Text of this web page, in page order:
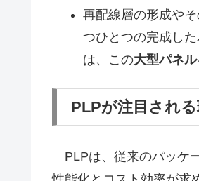
再配線層の形成や
つひとつの完成し
は、この大型パネ
PLPが注目され
PLPは、従来のパッケ